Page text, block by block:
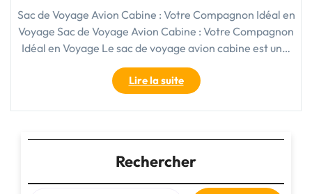
Sac de Voyage Avion Cabine : Votre Compagnon Idéal en
Voyage Sac de Voyage Avion Cabine : Votre Compagnon
Idéal en Voyage Le sac de voyage avion cabine est un…
Lire la suite"Le
Guide
Ultime
Sac
de
Voyage
Avion
Rechercher